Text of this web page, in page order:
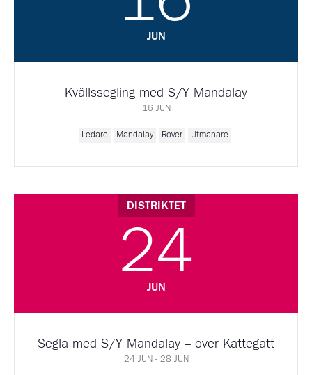
JUN
Kvällssegling med S/Y Mandalay
16 JUN
Ledare Mandalay Rover Utmanare
DISTRIKTET
24
JUN
Segla med S/Y Mandalay – över Kattegatt
24 JUN - 28 JUN